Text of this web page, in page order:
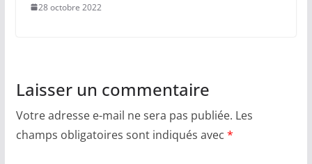
28 octobre 2022
Laisser un commentaire
Votre adresse e-mail ne sera pas publiée. Les
champs obligatoires sont indiqués avec *